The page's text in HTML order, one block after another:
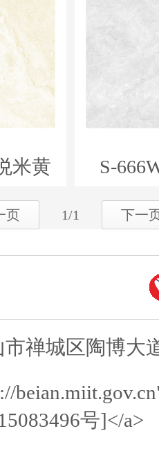
米黄 S-
页 1/1 下一
市禅城区陶博大
号]</a>